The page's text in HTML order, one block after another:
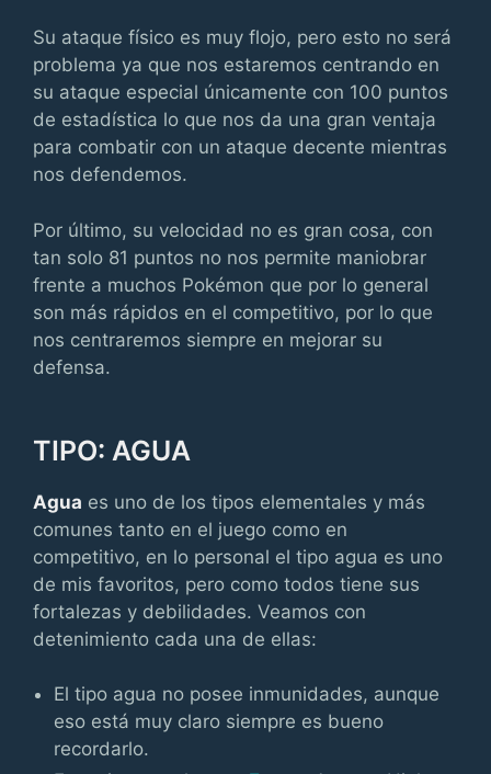
Su ataque físico es muy flojo, pero esto no será
problema ya que nos estaremos centrando en
su ataque especial únicamente con 100 puntos
de estadística lo que nos da una gran ventaja
para combatir con un ataque decente mientras
nos defendemos.
Por último, su velocidad no es gran cosa, con
tan solo 81 puntos no nos permite maniobrar
frente a muchos Pokémon que por lo general
son más rápidos en el competitivo, por lo que
nos centraremos siempre en mejorar su
defensa.
TIPO: AGUA
Agua es uno de los tipos elementales y más
comunes tanto en el juego como en
competitivo, en lo personal el tipo agua es uno
de mis favoritos, pero como todos tiene sus
fortalezas y debilidades. Veamos con
detenimiento cada una de ellas:
El tipo agua no posee inmunidades, aunque
eso está muy claro siempre es bueno
recordarlo.